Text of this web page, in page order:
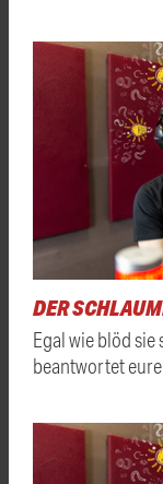
DER
Egal wie blöd
beantwortet